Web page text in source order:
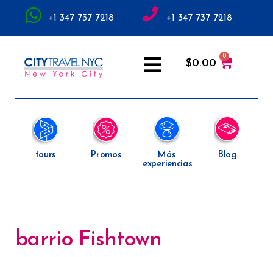
+1 347 737 7218 +1 347 737 7218
$0.00
tours Promos
Más
experiencias
Blog
barrio Fishtown